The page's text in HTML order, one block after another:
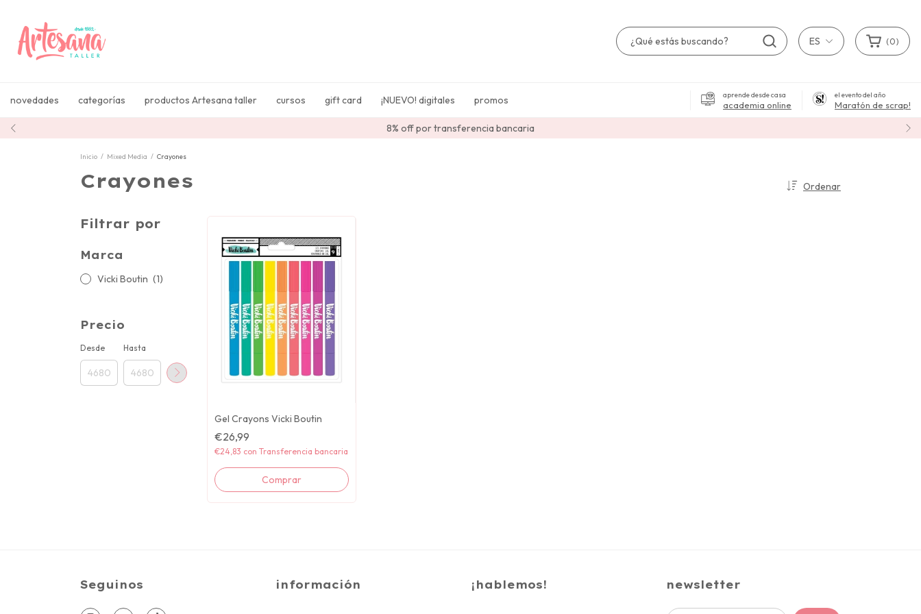
8% off por transferencia bancaria
ES (0)
novedades categorías productos Artesana taller cursos gift card ¡NUEVO! digitales promos aprende desde casa
academia online
el evento del año
Maratón de scrap!
Inicio / Mixed Media / Crayones
Crayones Ordenar
Filtrar por
Marca
Vicki Boutin (1)
Precio
Desde Hasta
Gel Crayons Vicki Boutin
€26,99
€24,83 con Transferencia bancaria
Seguinos información ¡hablemos! newsletter